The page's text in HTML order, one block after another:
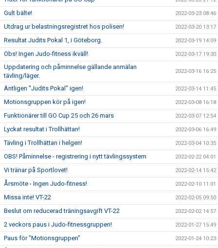
Gult bälte! 2022-03-23 08:46
Utdrag ur belastningsregistret hos polisen! 2022-03-20 13:17
Resultat Judits Pokal 1, i Göteborg. 2022-03-19 14:09
Obs! Ingen Judo-fitness ikväll! 2022-03-17 19:30
Uppdatering och påminnelse gällande anmälan
tävling/läger.
2022-03-16 16:25
Äntligen "Judits Pokal" igen! 2022-03-14 11:45
Motionsgruppen kör på igen! 2022-03-08 16:18
Funktionärer till GO Cup 25 och 26 mars 2022-03-07 12:54
Lyckat resultat i Trollhättan! 2022-03-06 16:49
Tävling i Trollhättan i helgen! 2022-03-04 10:35
OBS! Påminnelse - registrering i nytt tävlingssystem 2022-02-22 04:01
Vi tränar på Sportlovet! 2022-02-14 15:42
Årsmöte - Ingen Judo-fitness! 2022-02-10 11:01
Missa inte! VT-22 2022-02-05 09:50
Beslut om reducerad träningsavgift VT-22 2022-02-02 14:57
2 veckors paus i Judo-fitnessgruppen! 2022-01-27 15:49
Paus för "Motionsgruppen" 2022-01-24 10:23